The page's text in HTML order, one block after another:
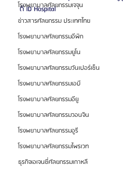
โรงพยาบาลศัลยกรรมเจจุน
ข่าวสารศัลยกรรม ประเทศไทย
โรงพยาบาลศัลยกรรมอีพิก
โรงพยาบาลศัลยกรรมยูโน
โรงพยาบาลศัลยกรรมวันเปอร์เซ็น
โรงพยาบาลศัลยกรรมเอบี
โรงพยาบาลศัลยกรรมอียู
โรงพยาบาลศัลยกรรมวอนจิน
โรงพยาบาลศัลยกรรมอูรี
โรงพยาบาลศัลยกรรมไพรเวท
ธุรกิจเอเจนซี่ศัลยกรรมเกาหลี
ดี ID Hospital